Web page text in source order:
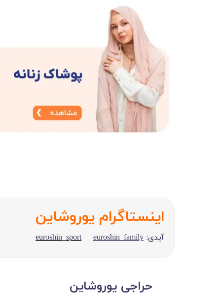
​اینستاگرام یوروشاین​​​​​​​
آیدی:euroshin_family
​euroshin_sport
​​حراجی یوروشاین​​​​​​​